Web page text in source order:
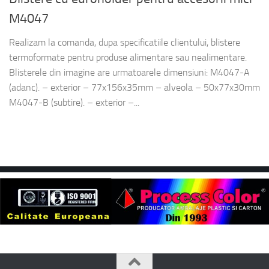
M4047
Realizam la comanda, dupa specificatiile clientului, blistere
termoformate pentru produse alimentare sau nealimentare.
Blisterele din imagine are urmatoarele dimensiuni: M4047-A
(adanc). – exterior – 77x156x35mm – alveola – 50x77x30mm
M4047-B (subtire). – exterior –...